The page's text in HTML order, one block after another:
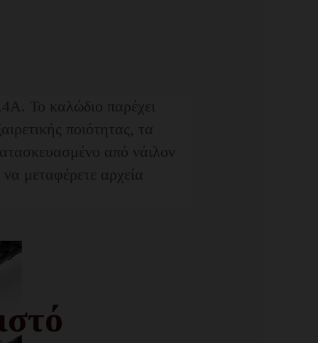
Το καλώδιο παρέχει
ποιότητας, τα
από νάιλον
μεταφέρετε αρχεία